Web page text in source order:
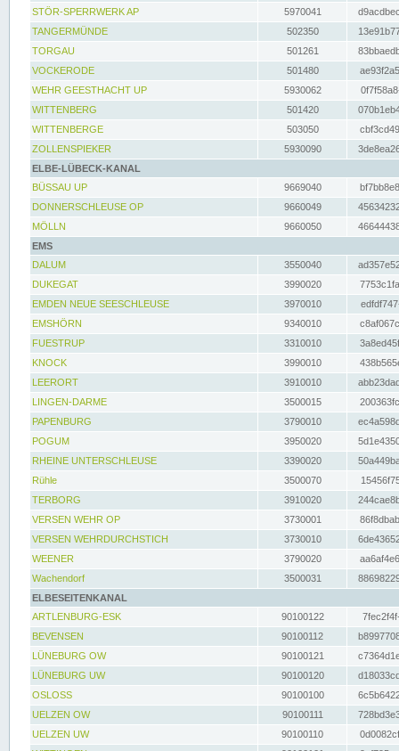
STÖR-SPERRWERK AP 5970041
TANGERMÜNDE
502350
TORGAU
501261
VOCKERODE
501480
WEHR GEESTHACHT UP
5930062
WITTENBERG
501420
WITTENBERGE
503050
ZOLLENSPIEKER
5930090
ELBE-LÜBECK-KANAL
BÜSSAU UP
9669040
DONNERSCHLEUSE OP
9660049
MÖLLN
9660050
EMS
DALUM
3550040
DUKEGAT
3990020
EMDEN NEUE SEESCHLEUSE
3970010
EMSHÖRN
9340010
FUESTRUP
3310010
KNOCK
3990010
LEERORT
3910010
LINGEN-DARME
3500015
PAPENBURG
3790010
POGUM
3950020
RHEINE UNTERSCHLEUSE
3390020
Rühle
3500070
TERBORG
3910020
VERSEN WEHR OP
3730001
VERSEN WEHRDURCHSTICH
3730010
WEENER
3790020
Wachendorf
3500031
ELBESEITENKANAL
ARTLENBURG-ESK
90100122
BEVENSEN
90100112
LÜNEBURG OW
90100121
LÜNEBURG UW
90100120
OSLOSS
90100100
UELZEN OW
90100111
UELZEN UW
90100110